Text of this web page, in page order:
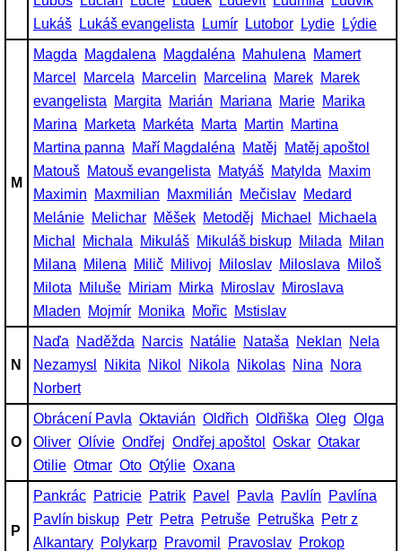
Lukáš
Lukáš evangelista Lumír Lutobor Lydie Lýdie
M
Magda Magdalena Magdaléna Mahulena
Mamert
Marcel
Marcela Marcelin Marcelina Marek Marek
evangelista
Margita Marián Mariana Marie Marika
Marina
Marketa Markéta Marta Martin
Martina
Martina panna
Maří Magdaléna Matěj
Matěj apoštol
Matouš Matouš evangelista Matyáš Matylda
Maxim
Maximin
Maxmilian Maxmilián Mečislav Medard
Melánie Melichar Měšek Metoděj Michael
Michaela
Michal
Michala Mikuláš Mikuláš biskup Milada
Milan
Milana
Milena Milič Milivoj Miloslav Miloslava
Miloš
Milota
Miluše Miriam Mirka Miroslav Miroslava
Mladen
Mojmír Monika Mořic Mstislav
N
Naďa Naděžda Narcis Natálie Nataša Neklan
Nela
Nezamysl
Nikita Nikol Nikola Nikolas Nina
Nora
Norbert
O
Obrácení Pavla Oktavián Oldřich Oldřiška Oleg Olga
Oliver Olívie Ondřej Ondřej apoštol Oskar Otakar
Otilie Otmar Oto Otýlie Oxana
P
Pankrác Patricie Patrik Pavel Pavla Pavlín
Pavlína
Pavlín biskup Petr Petra Petruše Petruška
Petr z
Alkantary Polykarp Pravomil Pravoslav Prokop